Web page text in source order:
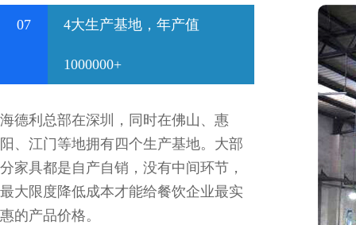
07 4大生产基地，年产值
1000000+
海德利总部在深圳，同时在佛山、惠
阳、江门等地拥有四个生产基地。大部
分家具都是自产自销，没有中间环节，
最大限度降低成本才能给餐饮企业最实
惠的产品价格。